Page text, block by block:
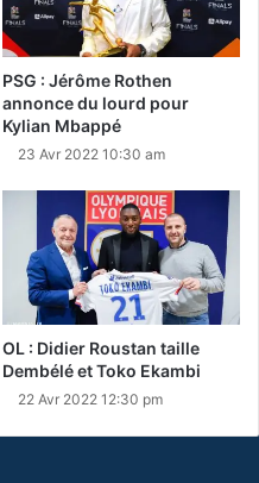
PSG : Jérôme Rothen
annonce du lourd pour
Kylian Mbappé
23 Avr 2022 10:30 am
OL : Didier Roustan taille
Dembélé et Toko Ekambi
22 Avr 2022 12:30 pm